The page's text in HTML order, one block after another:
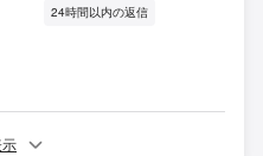
24時間以内の返信
示